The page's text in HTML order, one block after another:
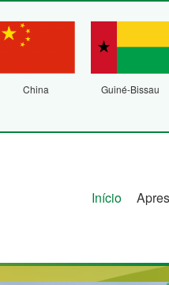
China Guiné-Bissau
Início